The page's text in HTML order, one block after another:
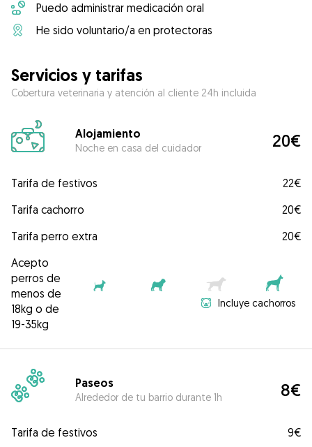
Puedo administrar medicación oral
He sido voluntario/a en protectoras
Servicios y tarifas
Cobertura veterinaria y atención al cliente 24h incluida
Alojamiento
Noche en casa del cuidador 20€
Tarifa de festivos
22€
Tarifa cachorro
20€
Tarifa perro extra
20€
Acepto
perros de
menos de
18kg o de
19-35kg
Incluye cachorros
Paseos
Alrededor de tu barrio durante 1h 8€
Tarifa de festivos
9€